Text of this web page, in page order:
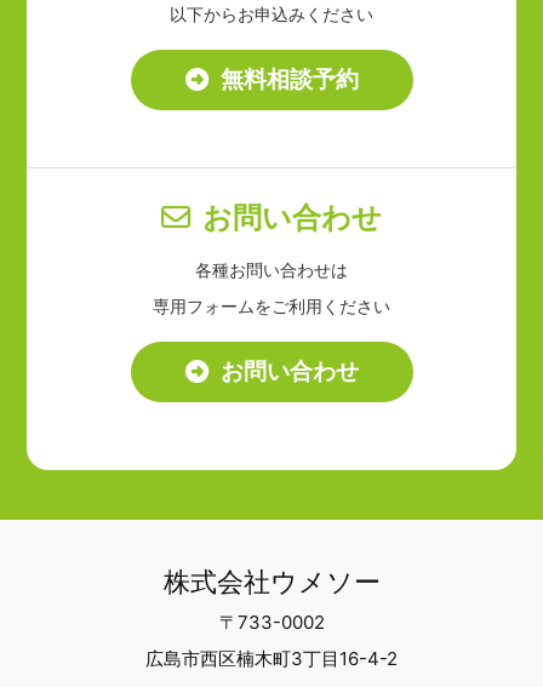
以下からお申込みください
無料相談予約
お問い合わせ
各種お問い合わせは
専用フォームをご利用ください
お問い合わせ
株式会社ウメソー
〒733-0002
広島市西区楠木町3丁目16-4-2